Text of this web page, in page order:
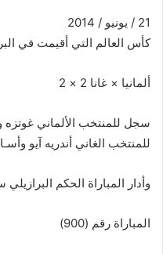
21 / يونيو / 2014
كأس العالم التي أقيمت في
ألمانيا × غانا 2 × 2
للمنتخب الغاني أندريه آيو
وأدار المباراة الحكم
المباراة رقم (900)